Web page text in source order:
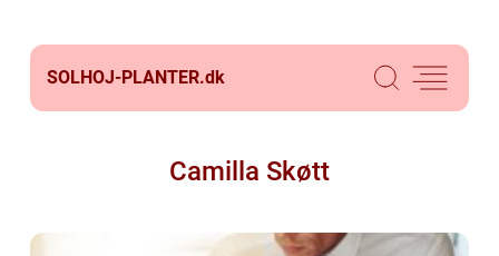
SOLHOJ-PLANTER.dk
Camilla Skøtt